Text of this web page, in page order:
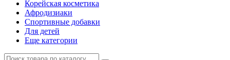
Корейская косметика
Афродизиаки
Спортивные добавки
Для детей
Еще категории